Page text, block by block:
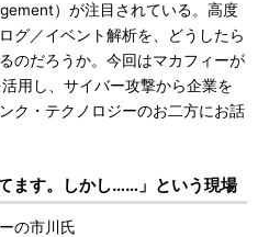
）が注目されている。高度
グ／イベント解析を、どうしたら
のだろうか。今回はマカフィーが
用し、サイバー攻撃から企業を
ク・テクノロジーのお二方にお話
ます。しかし……」という現場
の市川氏